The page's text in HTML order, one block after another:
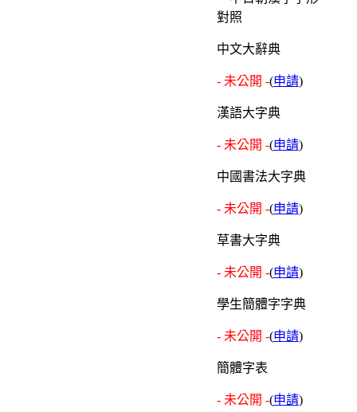
中文大辭典
- 未公開 -(申請)
漢語大字典
- 未公開 -(申請)
中國書法大字典
- 未公開 -(申請)
草書大字典
- 未公開 -(申請)
學生簡體字字典
- 未公開 -(申請)
簡體字表
- 未公開 -(申請)